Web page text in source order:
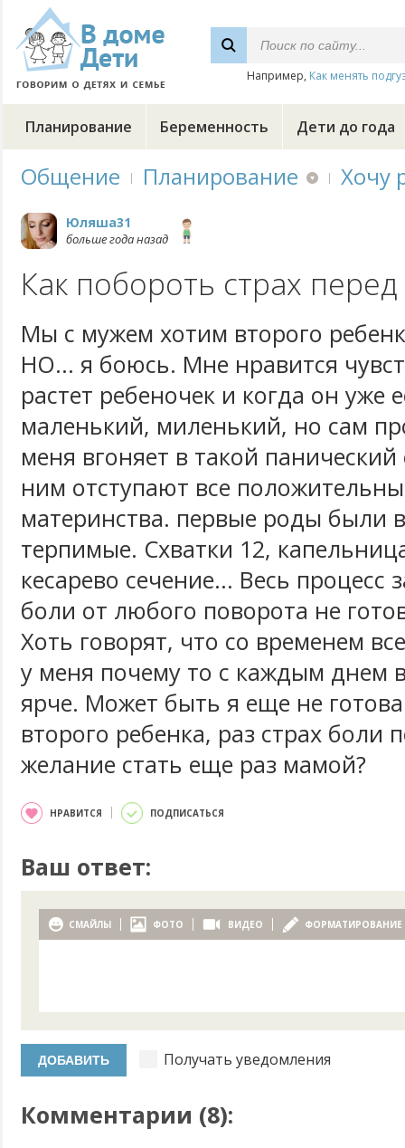
Например, Как менять
Планирование Беременность Дети до года
Общение Планирование Хочу
Юляша31
больше года назад
Как побороть страх
Мы с мужем хотим второго
НО... я боюсь. Мне нравится
растет ребеночек и когда он уже
маленький, миленький, но сам
меня вгоняет в такой панический
ним отступают все
материнства. первые роды были
терпимые. Схватки 12,
кесарево сечение... Весь процесс
боли от любого поворота не
Хоть говорят, что со временем
у меня почему то с каждым днем
ярче. Может быть я еще не
второго ребенка, раз страх боли
желание стать еще раз мамой?
НРАВИТСЯ ПОДПИСАТЬСЯ
Ваш ответ:
СМАЙЛЫ ФОТО ВИДЕО ФОРМАТИРОВАНИЕ
Получать уведомления
Комментарии (8):